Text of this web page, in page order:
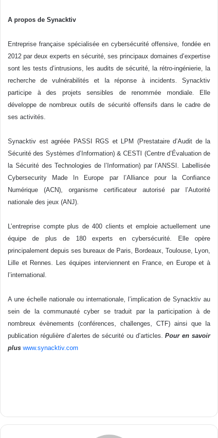
A propos de Synacktiv
Entreprise française spécialisée en cybersécurité offensive, fondée en
2012 par deux experts en sécurité, ses principaux domaines d’expertise
sont les tests d’intrusions, les audits de sécurité, la rétro-ingénierie, la
recherche de vulnérabilités et la réponse à incidents. Synacktiv
participe à des projets sensibles de renommée mondiale. Elle
développe de nombreux outils de sécurité offensifs dans le cadre de
ses activités.
Synacktiv est agréée PASSI RGS et LPM (Prestataire d’Audit de la
Sécurité des Systèmes d’Information) & CESTI (Centre d’Évaluation de
la Sécurité des Technologies de l’Information) par l’ANSSI. Labellisée
Cybersecurity Made In Europe par l’Alliance pour la Confiance
Numérique (ACN), organisme certificateur autorisé par l’Autorité
nationale des jeux (ANJ).
L’entreprise compte plus de 400 clients et emploie actuellement une
équipe de plus de 180 experts en cybersécurité. Elle opère
principalement depuis ses bureaux de Paris, Bordeaux, Toulouse, Lyon,
Lille et Rennes. Les équipes interviennent en France, en Europe et à
l’international.
A une échelle nationale ou internationale, l’implication de Synacktiv au
sein de la communauté cyber se traduit par la participation à de
nombreux évènements (conférences, challenges, CTF) ainsi que la
publication régulière d’alertes de sécurité ou d’articles.Pour en savoir
plus www.synacktiv.com